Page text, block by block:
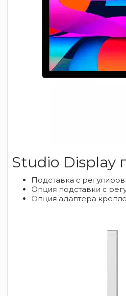
Studio Display
Подставка с
Опция подставки с
Опция адаптера